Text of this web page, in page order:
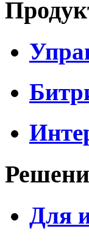
Для